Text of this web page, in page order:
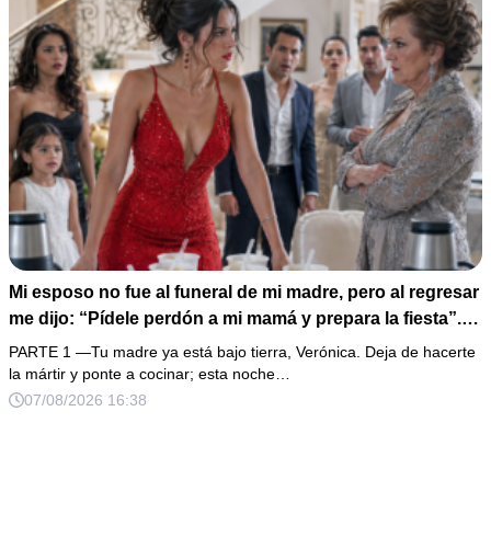
Mi esposo no fue al funeral de mi madre, pero al regresar
me dijo: “Pídele perdón a mi mamá y prepara la fiesta”.
No discutí; acomodé 24 sopas instantáneas, hice una
maleta y abrí la fonda que había heredado. Cuando un
abogado revisó los papeles ocultos, descubrió que mi
PARTE 1 —Tu madre ya está bajo tierra, Verónica. Deja de hacerte
la mártir y ponte a cocinar; esta noche…
07/08/2026 16:38